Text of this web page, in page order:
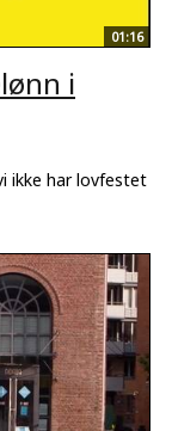
01:16
i
ikke har lovfestet